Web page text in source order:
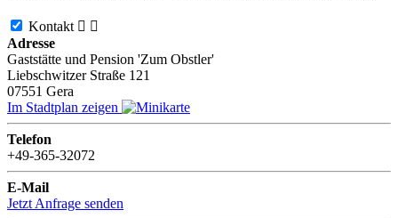
Kontakt  
Adresse
Gaststätte und Pension 'Zum Obstler'
Liebschwitzer Straße 121
07551 Gera
Im Stadtplan zeigen
Telefon
+49-365-32072
E-Mail
Jetzt Anfrage senden